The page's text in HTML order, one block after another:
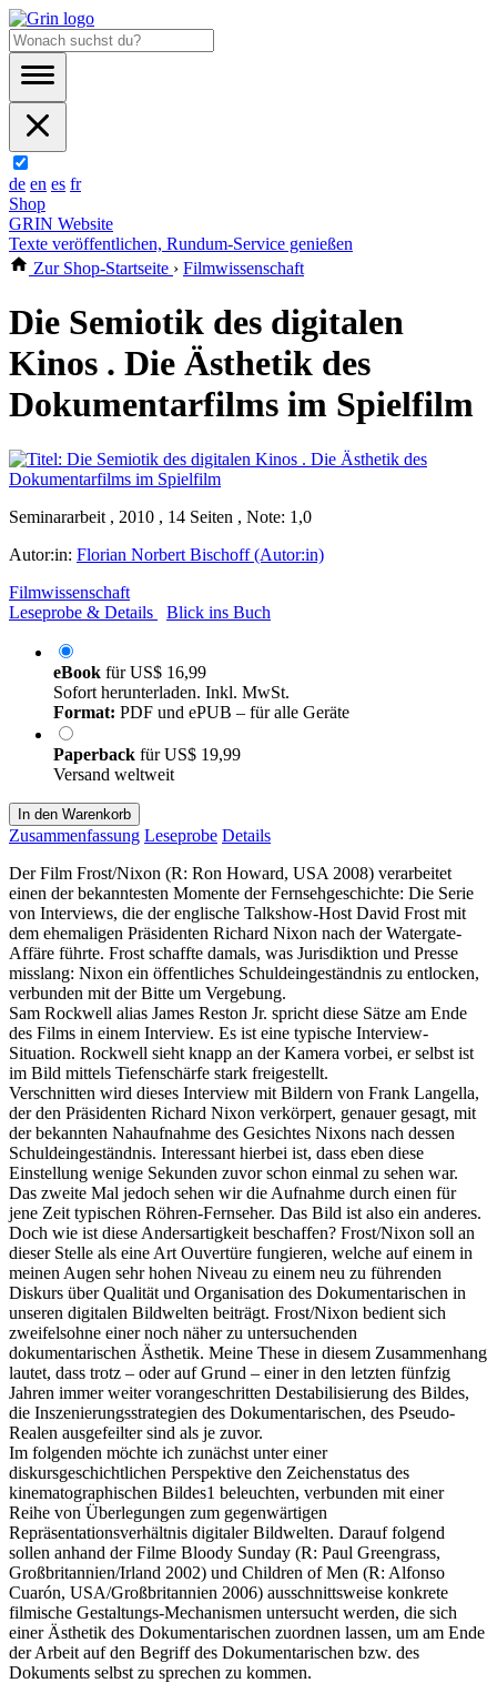
de en es fr
Shop
GRIN Website
Texte veröffentlichen, Rundum-Service genießen
Zur Shop-Startseite › Filmwissenschaft
Die Semiotik des digitalen
Kinos . Die Ästhetik des
Dokumentarfilms im Spielfilm
Seminararbeit , 2010 , 14 Seiten , Note: 1,0
Autor:in: Florian Norbert Bischoff (Autor:in)
Filmwissenschaft
Leseprobe & Details
Blick ins Buch
eBook fürUS$ 16,99
Sofort herunterladen. Inkl. MwSt.
Format: PDF und ePUB – für alle Geräte
Paperback fürUS$ 19,99
Versand weltweit
In den Warenkorb
Zusammenfassung Leseprobe Details
Der Film Frost/Nixon (R: Ron Howard, USA 2008) verarbeitet
einen der bekanntesten Momente der Fernsehgeschichte: Die Serie
von Interviews, die der englische Talkshow-Host David Frost mit
dem ehemaligen Präsidenten Richard Nixon nach der Watergate-
Affäre führte. Frost schaffte damals, was Jurisdiktion und Presse
misslang: Nixon ein öffentliches Schuldeingeständnis zu entlocken,
verbunden mit der Bitte um Vergebung.
Sam Rockwell alias James Reston Jr. spricht diese Sätze am Ende
des Films in einem Interview. Es ist eine typische Interview-
Situation. Rockwell sieht knapp an der Kamera vorbei, er selbst ist
im Bild mittels Tiefenschärfe stark freigestellt.
Verschnitten wird dieses Interview mit Bildern von Frank Langella,
der den Präsidenten Richard Nixon verkörpert, genauer gesagt, mit
der bekannten Nahaufnahme des Gesichtes Nixons nach dessen
Schuldeingeständnis. Interessant hierbei ist, dass eben diese
Einstellung wenige Sekunden zuvor schon einmal zu sehen war.
Das zweite Mal jedoch sehen wir die Aufnahme durch einen für
jene Zeit typischen Röhren-Fernseher. Das Bild ist also ein anderes.
Doch wie ist diese Andersartigkeit beschaffen? Frost/Nixon soll an
dieser Stelle als eine Art Ouvertüre fungieren, welche auf einem in
meinen Augen sehr hohen Niveau zu einem neu zu führenden
Diskurs über Qualität und Organisation des Dokumentarischen in
unseren digitalen Bildwelten beiträgt. Frost/Nixon bedient sich
zweifelsohne einer noch näher zu untersuchenden
dokumentarischen Ästhetik. Meine These in diesem Zusammenhang
lautet, dass trotz – oder auf Grund – einer in den letzten fünfzig
Jahren immer weiter vorangeschritten Destabilisierung des Bildes,
die Inszenierungsstrategien des Dokumentarischen, des Pseudo-
Realen ausgefeilter sind als je zuvor.
Im folgenden möchte ich zunächst unter einer
diskursgeschichtlichen Perspektive den Zeichenstatus des
kinematographischen Bildes1 beleuchten, verbunden mit einer
Reihe von Überlegungen zum gegenwärtigen
Repräsentationsverhältnis digitaler Bildwelten. Darauf folgend
sollen anhand der Filme Bloody Sunday (R: Paul Greengrass,
Großbritannien/Irland 2002) und Children of Men (R: Alfonso
Cuarón, USA/Großbritannien 2006) ausschnittsweise konkrete
filmische Gestaltungs-Mechanismen untersucht werden, die sich
einer Ästhetik des Dokumentarischen zuordnen lassen, um am Ende
der Arbeit auf den Begriff des Dokumentarischen bzw. des
Dokuments selbst zu sprechen zu kommen.